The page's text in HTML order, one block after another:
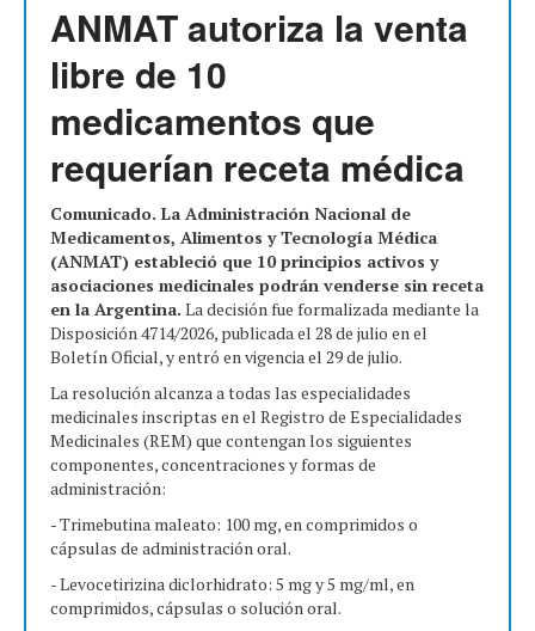
ANMAT autoriza la venta
libre de 10
medicamentos que
requerían receta médica
Comunicado. La Administración Nacional de
Medicamentos, Alimentos y Tecnología Médica
(ANMAT) estableció que 10 principios activos y
asociaciones medicinales podrán venderse sin receta
en la Argentina. La decisión fue formalizada mediante la
Disposición 4714/2026, publicada el 28 de julio en el
Boletín Oficial, y entró en vigencia el 29 de julio.
La resolución alcanza a todas las especialidades
medicinales inscriptas en el Registro de Especialidades
Medicinales (REM) que contengan los siguientes
componentes, concentraciones y formas de
administración:
- Trimebutina maleato: 100 mg, en comprimidos o
cápsulas de administración oral.
- Levocetirizina diclorhidrato: 5 mg y 5 mg/ml, en
comprimidos, cápsulas o solución oral.